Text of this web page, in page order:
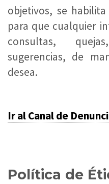
objetivos, se
para que cualquier
consultas,
sugerencias, de
desea.
Ir al Canal de
Política de